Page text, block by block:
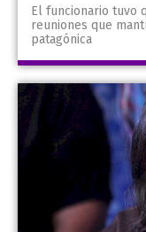
El funcionario tuvo
reuniones que
patagónica